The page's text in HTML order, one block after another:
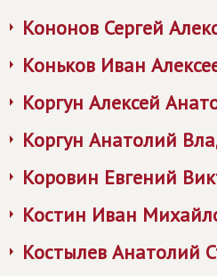
Кононов Сергей
Коньков Иван
Коргун Алексей
Коргун Анатолий
Коровин Евгений
Костин Иван
Костылев Анатолий